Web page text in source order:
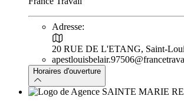
Adresse:
20 RUE DE L'ETANG, Saint-
Horaires d'ouverture